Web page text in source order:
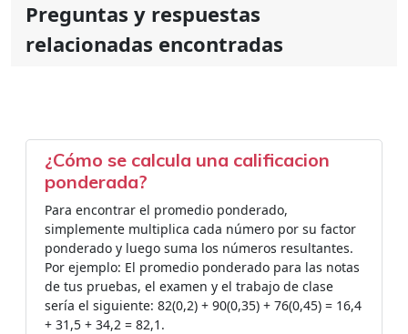
Preguntas y respuestas
relacionadas encontradas
¿Cómo se calcula una calificacion
ponderada?
Para encontrar el promedio ponderado,
simplemente multiplica cada número por su factor
ponderado y luego suma los números resultantes.
Por ejemplo: El promedio ponderado para las notas
de tus pruebas, el examen y el trabajo de clase
sería el siguiente: 82(0,2) + 90(0,35) + 76(0,45) = 16,4
+ 31,5 + 34,2 = 82,1.